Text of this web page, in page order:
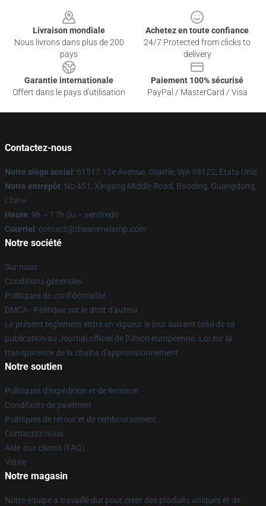
Livraison mondiale
Nous livrons dans plus de 200
pays
Achetez en toute confiance
24/7 Protected from clicks to
delivery
Garantie internationale
Offert dans le pays d'utilisation
Paiement 100% sécurisé
PayPal / MasterCard / Visa
Contactez-nous
Notre siège social : 61517 12e Avenue, Seattle, WA 98122, États-Unis
Notre entrepôt: No 451, Xingang Middle Road, Baoding, Guangdong,
Chine
Heure: 9h – 17h (lu – vendredi)
Courriel : contact@theanimelamp.com
Notre société
Sur nous
Conditions générales
Politiques de confidentialité
DMCA - Politique sur le droit d'auteur
Le présent règlement entre en vigueur le jour suivant celui de sa
publication au Journal officiel de l'Union européenne. Loi sur la
transparence de la chaîne d'approvisionnement
Notre soutien
Politiques d'expédition et de livraison
Conditions de paiement
Politiques de retour et de remboursement
Contactez-nous
Aide aux clients (FAQ)
Vente
Notre magasin
Notre équipe a travaillé dur pour créer des produits uniques et de